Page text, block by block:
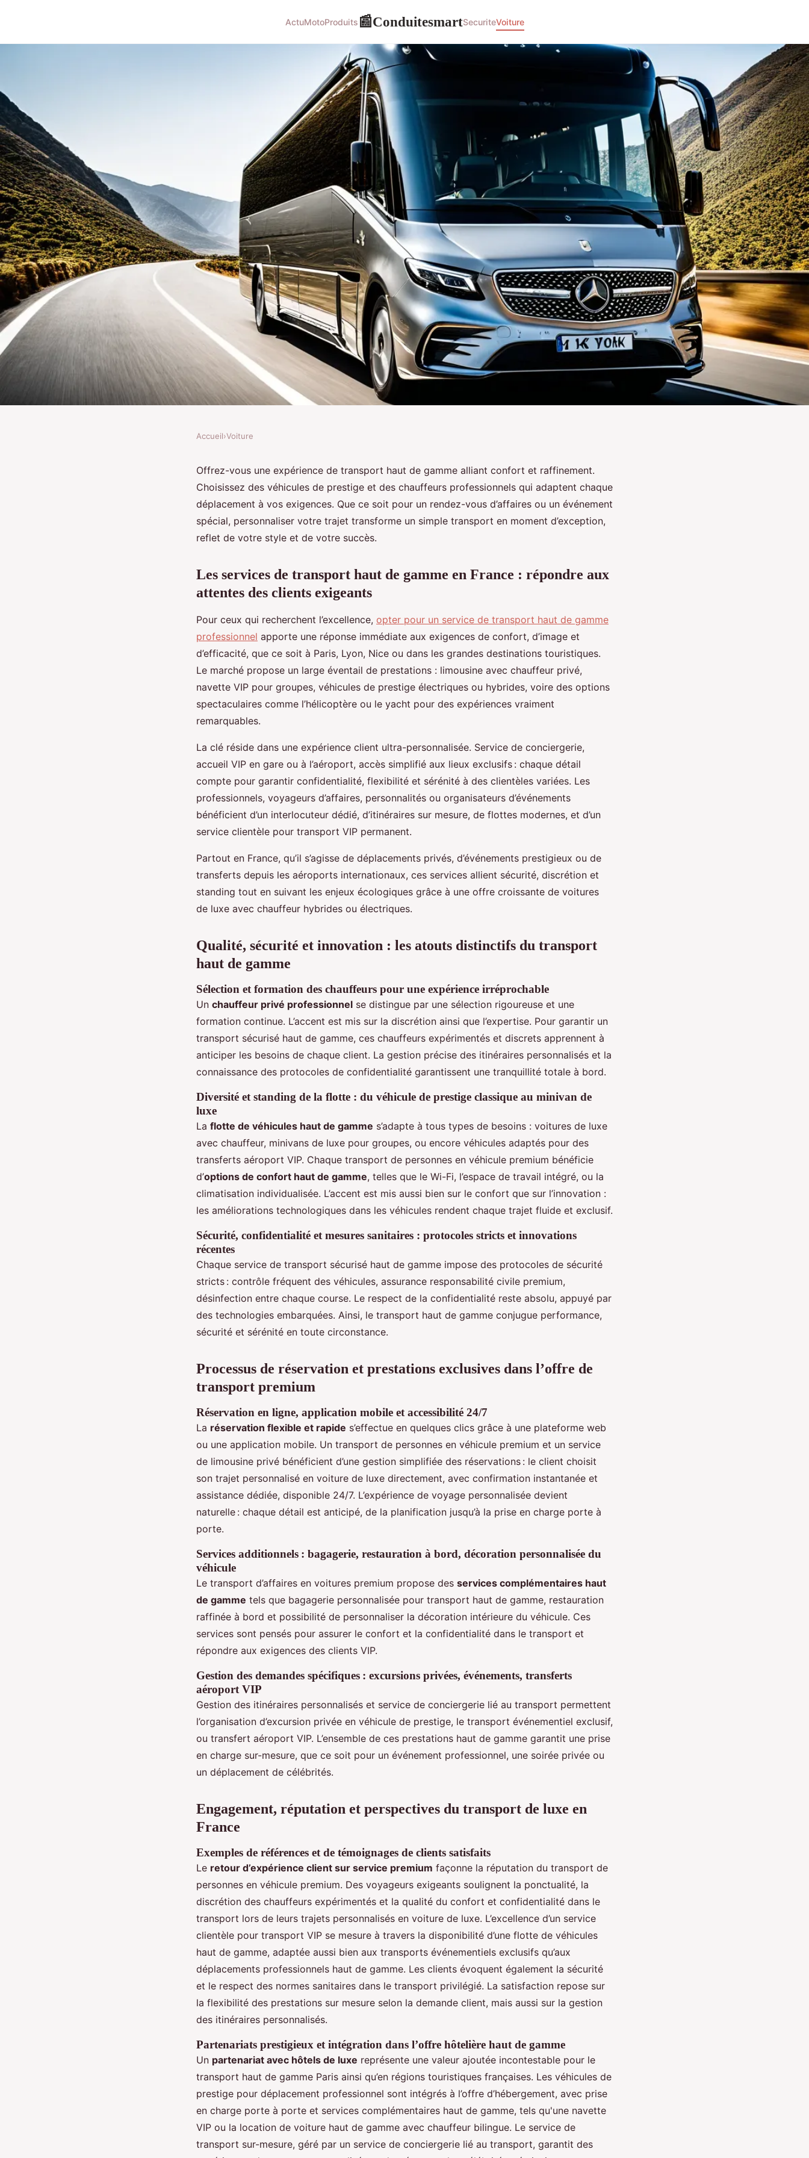
ActuMotoProduits 📰ConduitesmartSecuriteVoiture
Transport haut de gamme :
personnalisez vos déplacements de luxe
Accueil›Voiture
Offrez-vous une expérience de transport haut de gamme alliant confort et raffinement.
Choisissez des véhicules de prestige et des chauffeurs professionnels qui adaptent chaque
déplacement à vos exigences. Que ce soit pour un rendez-vous d’affaires ou un événement
spécial, personnaliser votre trajet transforme un simple transport en moment d’exception,
reflet de votre style et de votre succès.
Les services de transport haut de gamme en France : répondre aux
attentes des clients exigeants
Pour ceux qui recherchent l’excellence, opter pour un service de transport haut de gamme
professionnel apporte une réponse immédiate aux exigences de confort, d’image et
d’efficacité, que ce soit à Paris, Lyon, Nice ou dans les grandes destinations touristiques.
Le marché propose un large éventail de prestations : limousine avec chauffeur privé,
navette VIP pour groupes, véhicules de prestige électriques ou hybrides, voire des options
spectaculaires comme l’hélicoptère ou le yacht pour des expériences vraiment
remarquables.
La clé réside dans une expérience client ultra-personnalisée. Service de conciergerie,
accueil VIP en gare ou à l’aéroport, accès simplifié aux lieux exclusifs : chaque détail
compte pour garantir confidentialité, flexibilité et sérénité à des clientèles variées. Les
professionnels, voyageurs d’affaires, personnalités ou organisateurs d’événements
bénéficient d’un interlocuteur dédié, d’itinéraires sur mesure, de flottes modernes, et d’un
service clientèle pour transport VIP permanent.
Partout en France, qu’il s’agisse de déplacements privés, d’événements prestigieux ou de
transferts depuis les aéroports internationaux, ces services allient sécurité, discrétion et
standing tout en suivant les enjeux écologiques grâce à une offre croissante de voitures
de luxe avec chauffeur hybrides ou électriques.
Qualité, sécurité et innovation : les atouts distinctifs du transport
haut de gamme
Sélection et formation des chauffeurs pour une expérience irréprochable
Un chauffeur privé professionnel se distingue par une sélection rigoureuse et une
formation continue. L’accent est mis sur la discrétion ainsi que l’expertise. Pour garantir un
transport sécurisé haut de gamme, ces chauffeurs expérimentés et discrets apprennent à
anticiper les besoins de chaque client. La gestion précise des itinéraires personnalisés et la
connaissance des protocoles de confidentialité garantissent une tranquillité totale à bord.
Diversité et standing de la flotte : du véhicule de prestige classique au minivan de
luxe
La flotte de véhicules haut de gamme s’adapte à tous types de besoins : voitures de luxe
avec chauffeur, minivans de luxe pour groupes, ou encore véhicules adaptés pour des
transferts aéroport VIP. Chaque transport de personnes en véhicule premium bénéficie
d’options de confort haut de gamme, telles que le Wi-Fi, l’espace de travail intégré, ou la
climatisation individualisée. L’accent est mis aussi bien sur le confort que sur l’innovation :
les améliorations technologiques dans les véhicules rendent chaque trajet fluide et exclusif.
Sécurité, confidentialité et mesures sanitaires : protocoles stricts et innovations
récentes
Chaque service de transport sécurisé haut de gamme impose des protocoles de sécurité
stricts : contrôle fréquent des véhicules, assurance responsabilité civile premium,
désinfection entre chaque course. Le respect de la confidentialité reste absolu, appuyé par
des technologies embarquées. Ainsi, le transport haut de gamme conjugue performance,
sécurité et sérénité en toute circonstance.
Processus de réservation et prestations exclusives dans l’offre de
transport premium
Réservation en ligne, application mobile et accessibilité 24/7
La réservation flexible et rapide s’effectue en quelques clics grâce à une plateforme web
ou une application mobile. Un transport de personnes en véhicule premium et un service
de limousine privé bénéficient d’une gestion simplifiée des réservations : le client choisit
son trajet personnalisé en voiture de luxe directement, avec confirmation instantanée et
assistance dédiée, disponible 24/7. L’expérience de voyage personnalisée devient
naturelle : chaque détail est anticipé, de la planification jusqu’à la prise en charge porte à
porte.
Services additionnels : bagagerie, restauration à bord, décoration personnalisée du
véhicule
Le transport d’affaires en voitures premium propose des services complémentaires haut
de gamme tels que bagagerie personnalisée pour transport haut de gamme, restauration
raffinée à bord et possibilité de personnaliser la décoration intérieure du véhicule. Ces
services sont pensés pour assurer le confort et la confidentialité dans le transport et
répondre aux exigences des clients VIP.
Gestion des demandes spécifiques : excursions privées, événements, transferts
aéroport VIP
Gestion des itinéraires personnalisés et service de conciergerie lié au transport permettent
l’organisation d’excursion privée en véhicule de prestige, le transport événementiel exclusif,
ou transfert aéroport VIP. L’ensemble de ces prestations haut de gamme garantit une prise
en charge sur-mesure, que ce soit pour un événement professionnel, une soirée privée ou
un déplacement de célébrités.
Engagement, réputation et perspectives du transport de luxe en
France
Exemples de références et de témoignages de clients satisfaits
Le retour d’expérience client sur service premium façonne la réputation du transport de
personnes en véhicule premium. Des voyageurs exigeants soulignent la ponctualité, la
discrétion des chauffeurs expérimentés et la qualité du confort et confidentialité dans le
transport lors de leurs trajets personnalisés en voiture de luxe. L’excellence d’un service
clientèle pour transport VIP se mesure à travers la disponibilité d’une flotte de véhicules
haut de gamme, adaptée aussi bien aux transports événementiels exclusifs qu’aux
déplacements professionnels haut de gamme. Les clients évoquent également la sécurité
et le respect des normes sanitaires dans le transport privilégié. La satisfaction repose sur
la flexibilité des prestations sur mesure selon la demande client, mais aussi sur la gestion
des itinéraires personnalisés.
Partenariats prestigieux et intégration dans l’offre hôtelière haut de gamme
Un partenariat avec hôtels de luxe représente une valeur ajoutée incontestable pour le
transport haut de gamme Paris ainsi qu’en régions touristiques françaises. Les véhicules de
prestige pour déplacement professionnel sont intégrés à l’offre d’hébergement, avec prise
en charge porte à porte et services complémentaires haut de gamme, tels qu'une navette
VIP ou la location de voiture haut de gamme avec chauffeur bilingue. Le service de
transport sur-mesure, géré par un service de conciergerie lié au transport, garantit des